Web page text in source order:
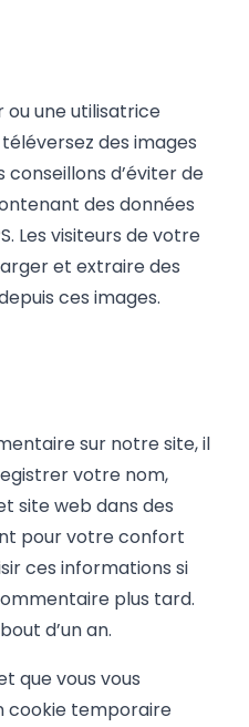
ou une utilisatrice
des images
conseillons d’éviter de
des données
Les visiteurs de votre
et extraire des
ces images.
sur notre site, il
votre nom,
site web dans des
pour votre confort
ces informations si
plus tard.
d’un an.
que vous vous
cookie temporaire